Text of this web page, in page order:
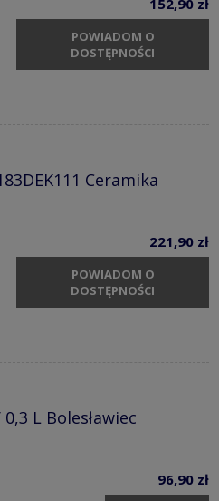
152,90 zł
POWIADOM O
DOSTĘPNOŚCI
Ceramika
221,90 zł
POWIADOM O
DOSTĘPNOŚCI
L Bolesławiec
96,90 zł